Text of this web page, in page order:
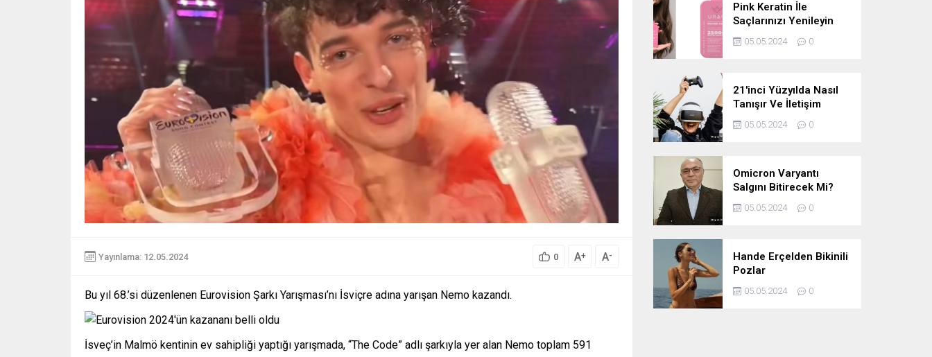
Yayınlama: 12.05.2024 0 A+ A-
Bu yıl 68.’si düzenlenen Eurovision Şarkı Yarışması’nı İsviçre adına yarışan Nemo kazandı.
İsveç’in Malmö kentinin ev sahipliği yaptığı yarışmada, “The Code” adlı şarkıyla yer alan Nemo toplam 591
Pink Keratin İle
Saçlarınızı Yenileyin
05.05.2024 0
21'inci Yüzyılda Nasıl
Tanışır Ve İletişim
Kurarız Ve Metaverse
Bunu Yakın Zamanda
05.05.2024 0
Omicron Varyantı
Salgını Bitirecek Mi?
05.05.2024 0
Hande Erçelden Bikinili
Pozlar
05.05.2024 0